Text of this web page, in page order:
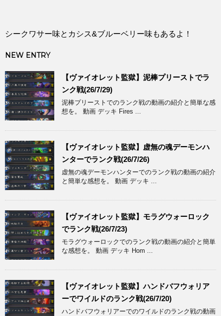
シークワサー味とカシス&ブルーベリー味もあるよ！
NEW ENTRY
【ヴァイオレット監獄】泥棒プリーストでラ
ンク戦(26/7/29)
泥棒プリーストでのランク戦の動画の紹介と簡単な感
想を。 動画 デッキ Fires ...
【ヴァイオレット監獄】虚無の魂デーモンハ
ンターでランク戦(26/7/26)
虚無の魂デーモンハンターでのランク戦の動画の紹介
と簡単な感想を。 動画 デッキ ...
【ヴァイオレット監獄】モラグウォーロック
でランク戦(26/7/23)
モラグウォーロックでのランク戦の動画の紹介と簡単
な感想を。 動画 デッキ Hom ...
【ヴァイオレット監獄】ハンドバフウォリア
ーでワイルドのランク戦(26/7/20)
ハンドバフウォリアーでのワイルドのランク戦の動画